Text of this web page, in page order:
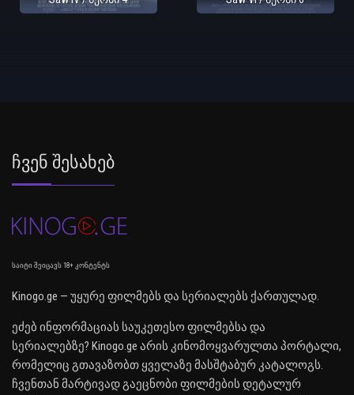
Ჩვენ Შესახებ
საიტი შეიცავს 18+ კონტენტს
Kinogo.ge — უყურე ფილმებს და სერიალებს ქართულად.
ეძებ ინფორმაციას საუკეთესო ფილმებსა და
სერიალებზე? Kinogo.ge არის კინომოყვარულთა პორტალი,
რომელიც გთავაზობთ ყველაზე მასშტაბურ კატალოგს.
ჩვენთან მარტივად გაეცნობი ფილმების დეტალურ